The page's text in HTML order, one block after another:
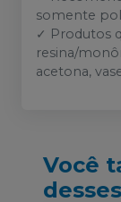
somente
✓ Produtos
resina/
acetona,
Você
desses